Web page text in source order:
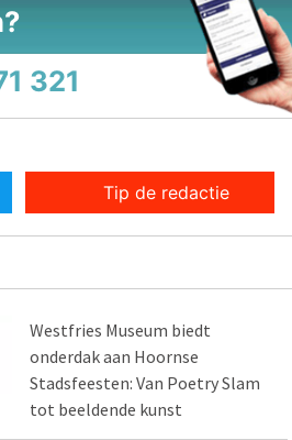
321
Tip de redactie
Westfries Museum biedt
onderdak aan Hoornse
Stadsfeesten: Van Poetry Slam
tot beeldende kunst